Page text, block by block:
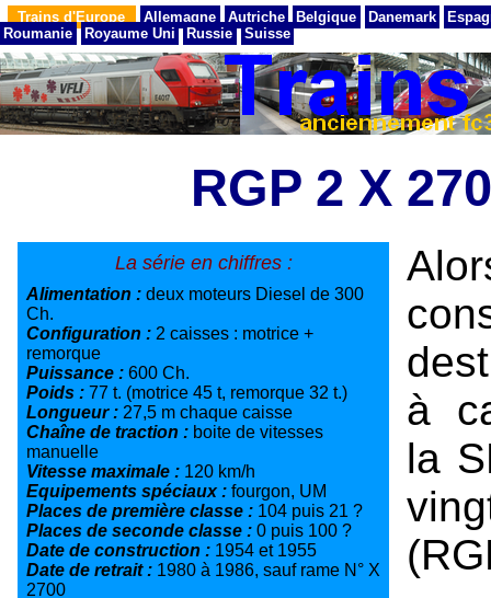
Trains d'Europe Allemagne Autriche Belgique Danemark
Roumanie
Royaume Uni Russie Suisse
RGP 2 X
La série en chiffres :
Alimentation : deux moteurs Diesel de 300
Ch.
Configuration : 2 caisses : motrice +
remorque
Puissance : 600 Ch.
Poids : 77 t. (motrice 45 t, remorque 32 t.)
Longueur : 27,5 m chaque caisse
Chaîne de traction : boite de vitesses
manuelle
Vitesse maximale : 120 km/h
Equipements spéciaux : fourgon, UM
Places de première classe : 104 puis 21 ?
Places de seconde classe : 0 puis 100 ?
Date de construction : 1954 et 1955
Date de retrait : 1980 à 1986, sauf rame N° X
2700
à
la